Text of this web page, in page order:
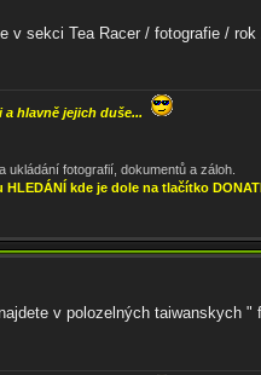
v sekci Tea Racer / fotografie / rok
hlavně jejich duše...
ukládání fotografií, dokumentů a záloh.
kde je dole na tlačítko
v polozelných taiwanskych